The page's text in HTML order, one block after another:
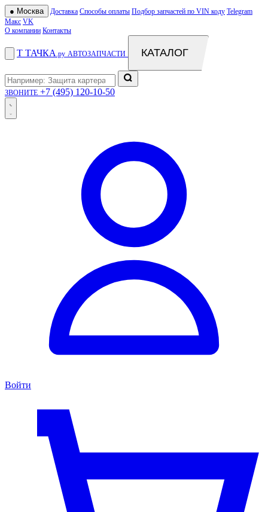
● Москва Доставка Способы оплаты Подбор запчастей по VIN коду Telegram
Макс VK
О компании Контакты
Т ТАЧКА .ру АВТОЗАПЧАСТИ КАТАЛОГ
ЗВОНИТЕ +7 (495) 120-10-50
Войти